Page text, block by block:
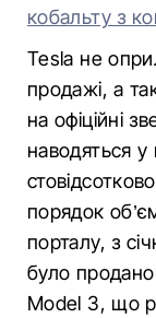
кобальту з
Tesla не
продажі, а
на офіційні
наводяться у
порядок
порталу, з
було
Model 3, що